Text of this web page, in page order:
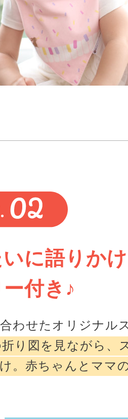
に語りか
付き♪
わせたオリジナル
り図を見ながら、
。赤ちゃんとママ